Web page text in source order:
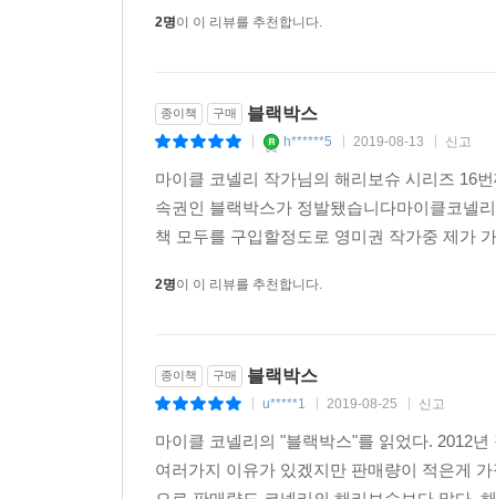
2명이 이 리뷰를 추천합니다.
종이책 구매 블랙박스
h******5 2019-08-13 신고
마이클 코넬리 작가님의 해리보슈 시리즈 16
속권인 블랙박스가 정발됐습니다마이클코넬
책 모두를 구입할정도로 영미권 작가중 제가
2명이 이 리뷰를 추천합니다.
종이책 구매 블랙박스
u*****1 2019-08-25 신고
마이클 코넬리의 "블랙박스"를 읽었다. 2012
여러가지 이유가 있겠지만 판매량이 적은게